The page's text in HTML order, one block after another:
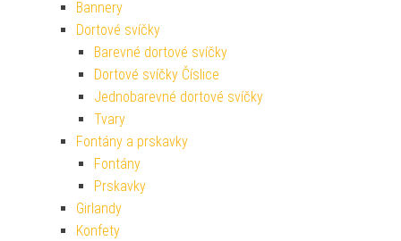
Bannery
Dortové svíčky
Barevné dortové svíčky
Dortové svíčky Číslice
Jednobarevné dortové svíčky
Tvary
Fontány a prskavky
Fontány
Prskavky
Girlandy
Konfety